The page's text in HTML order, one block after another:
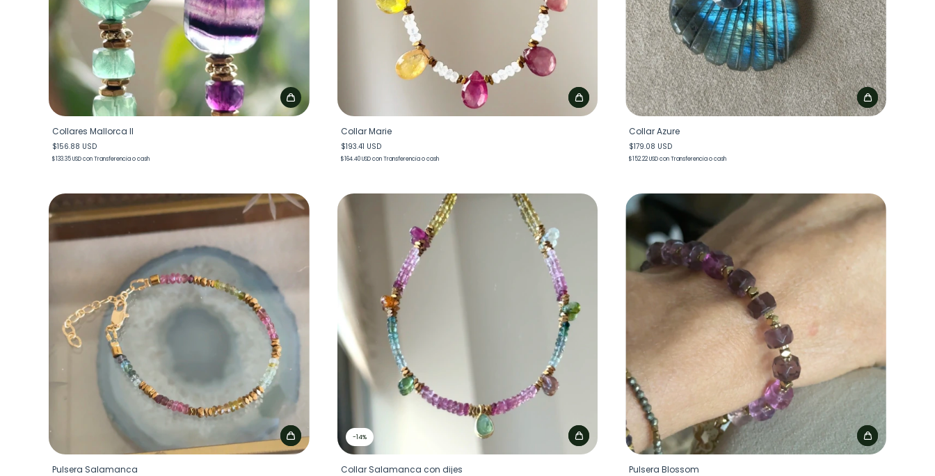
Collares Mallorca II
$156.88 USD
$133.35 USDconTransferencia o cash
Collar Marie
$193.41 USD
$164.40 USDcon Transferencia o cash
Collar Azure
$179.08 USD
$152.22 USDcon Transferencia o cash
Pulsera Salamanca
-14%
Collar Salamanca con dijes Pulsera Blossom